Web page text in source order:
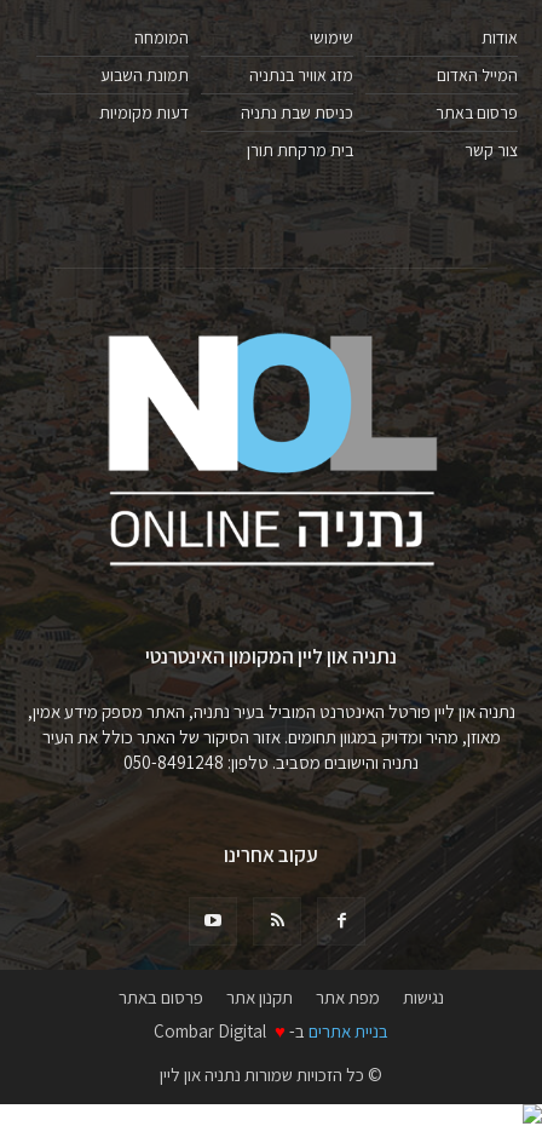
אודות
המייל האדום
פרסום באתר
צור קשר
שימושי
מזג אוויר בנתניה
כניסת שבת נתניה
בית מרקחת תורן
המומחה
תמונת השבוע
דעות מקומיות
נתניה און ליין המקומון האינטרנטי
נתניה און ליין פורטל האינטרנט המוביל בעיר נתניה, האתר מספק מידע אמין,
מאוזן, מהיר ומדויק במגוון תחומים. אזור הסיקור של האתר כולל את העיר
נתניה והישובים מסביב. טלפון: 050-8491248
עקוב אחרינו
נגישות מפת אתר תקנון אתר
פרסום באתר
בניית אתרים ב- ♥
© כל הזכויות שמורות נתניה און ליין